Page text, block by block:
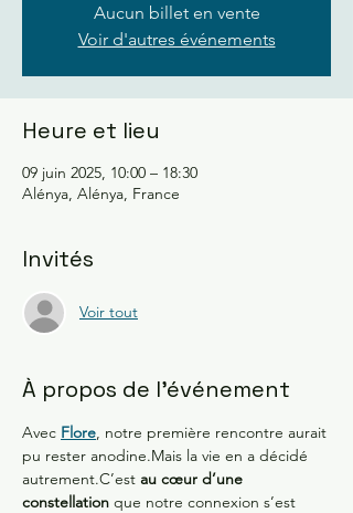
Aucun billet en vente
Voir d'autres événements
Heure et lieu
09 juin 2025, 10:00 – 18:30
Alénya, Alénya, France
Invités
Voir tout
À propos de l'événement
Avec Flore, notre première rencontre aurait
pu rester anodine.Mais la vie en a décidé
autrement.C’est au cœur d’une
constellation que notre connexion s’est